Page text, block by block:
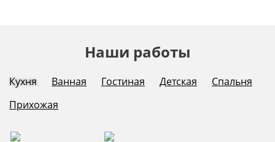
Наши работы
Кухня Ванная Гостиная Детская
Спальня
Прихожая